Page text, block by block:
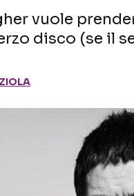
vuole
disco (se il